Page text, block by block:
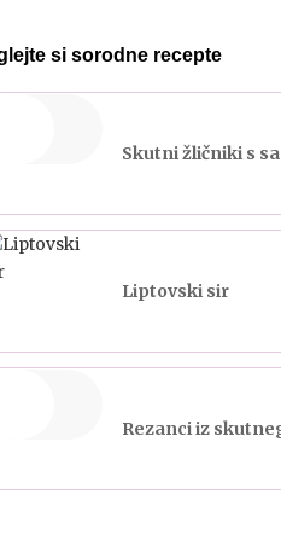
si sorodne recepte
Skutni žličniki s
Liptovski sir
Rezanci iz